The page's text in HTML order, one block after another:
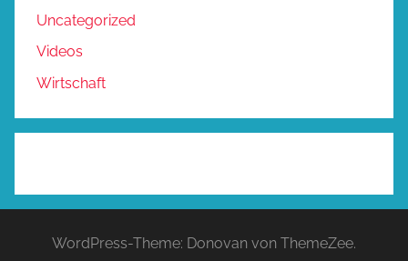
Uncategorized
Videos
Wirtschaft
WordPress-Theme: Donovan von ThemeZee.